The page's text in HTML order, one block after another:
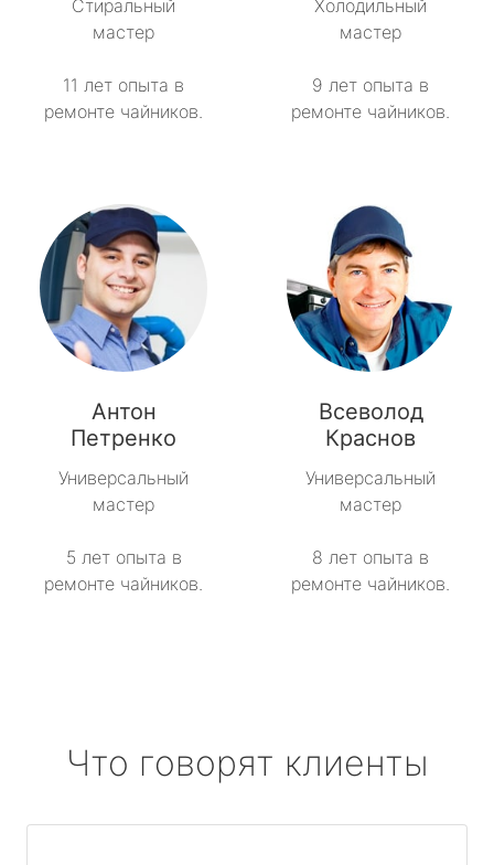
Стиральный
мастер
11 лет опыта в
ремонте чайников.
Холодильный
мастер
9 лет опыта в
ремонте чайников.
Антон
Петренко
Универсальный
мастер
5 лет опыта в
ремонте чайников.
Всеволод
Краснов
Универсальный
мастер
8 лет опыта в
ремонте чайников.
Что говорят клиенты